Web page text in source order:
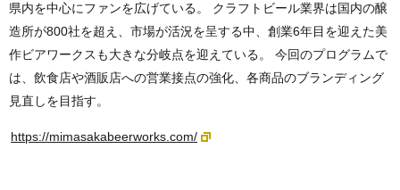
県内を中心にファンを広げている。 クラフトビール業界は国内の醸
造所が800社を超え、市場が活況を呈する中、創業6年目を迎えた美
作ビアワークスも大きな分岐点を迎えている。 今回のプログラムで
は、飲食店や酒販店への営業接点の強化、各商品のブランディング
見直しを目指す。
https://mimasakabeerworks.com/